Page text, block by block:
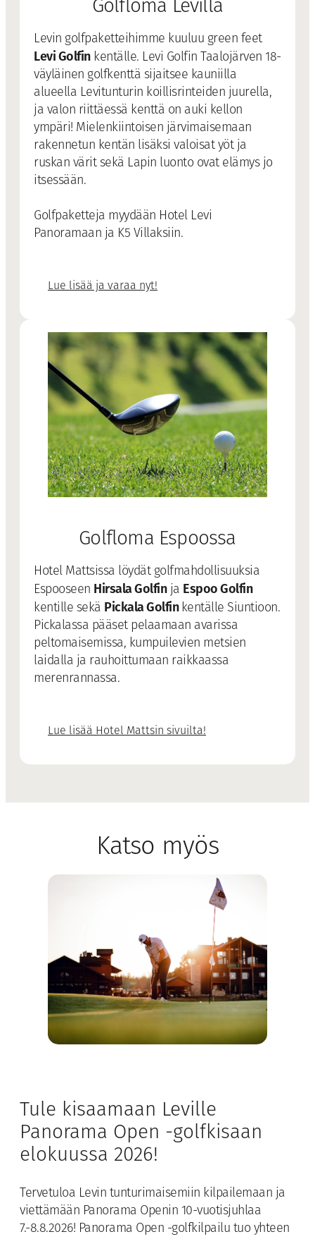
Golfloma Levillä
Levin golfpaketteihimme kuuluu green feet
Levi Golfinkentälle. Levi Golfin Taalojärven 18-
väyläinen golfkenttä sijaitsee kauniilla
alueella Levitunturin koillisrinteiden juurella,
ja valon riittäessä kenttä on auki kellon
ympäri! Mielenkiintoisen järvimaisemaan
rakennetun kentän lisäksi valoisat yöt ja
ruskan värit sekä Lapin luonto ovat elämys jo
itsessään.
Golfpaketteja myydään Hotel Levi
Panoramaan ja K5 Villaksiin.
Lue lisää ja varaa nyt!
Golfloma Espoossa
Hotel Mattsissa löydät golfmahdollisuuksia
Espooseen Hirsala Golfinja Espoo Golfin
kentille sekä Pickala Golfin kentälle Siuntioon.
Pickalassa pääset pelaamaan avarissa
peltomaisemissa, kumpuilevien metsien
laidalla ja rauhoittumaan raikkaassa
merenrannassa.
Lue lisää Hotel Mattsin sivuilta!
Katso myös
Tule kisaamaan Leville
Panorama Open -golfkisaan
elokuussa 2026!
Tervetuloa Levin tunturimaisemiin kilpailemaan ja
viettämään Panorama Openin 10-vuotisjuhlaa
7.-8.8.2026! Panorama Open -golfkilpailu tuo yhteen